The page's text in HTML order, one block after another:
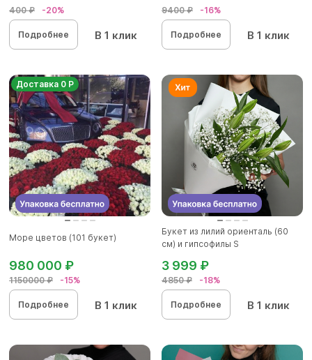
400 ₽ -20%
Подробнее В 1 клик
9400 ₽ -16%
Подробнее В 1 клик
Доставка 0 Р
Море цветов (101 букет)
1150000 ₽ -15%
980 000 ₽
Подробнее В 1 клик
Букет из лилий ориенталь (60
см) и гипсофилы S
4850 ₽ -18%
3 999 ₽
Подробнее В 1 клик